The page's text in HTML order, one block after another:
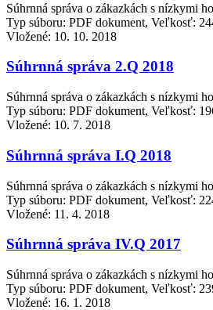
Súhrnná správa o zákazkách s nízkymi
Typ súboru: PDF dokument, Veľkosť:
Vložené: 10. 10. 2018
Súhrnná správa 2.Q 2018
Súhrnná správa o zákazkách s nízkymi
Typ súboru: PDF dokument, Veľkosť:
Vložené: 10. 7. 2018
Súhrnná správa I.Q 2018
Súhrnná správa o zákazkách s nízkymi
Typ súboru: PDF dokument, Veľkosť:
Vložené: 11. 4. 2018
Súhrnná správa IV.Q 2017
Súhrnná správa o zákazkách s nízkymi
Typ súboru: PDF dokument, Veľkosť:
Vložené: 16. 1. 2018